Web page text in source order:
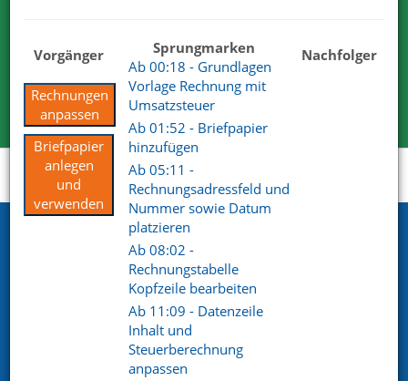
Vorgänger
Rechnungen
anpassen
Briefpapier
anlegen
und
verwenden
Sprungmarken
Ab 00:18 - Grundlagen
Vorlage Rechnung mit
Umsatzsteuer
Ab 01:52 - Briefpapier
hinzufügen
Ab 05:11 -
Rechnungsadressfeld und
Nummer sowie Datum
platzieren
Ab 08:02 -
Rechnungstabelle
Kopfzeile bearbeiten
Ab 11:09 - Datenzeile
Inhalt und
Steuerberechnung
anpassen
Nachfolger
überzeugenden Antworten.
Kostenlose Testversion
Startseite Support
84307 Eggenfelden
Telefon. +49 (0) 8721 / 50648-89
info@netxp-verein.de